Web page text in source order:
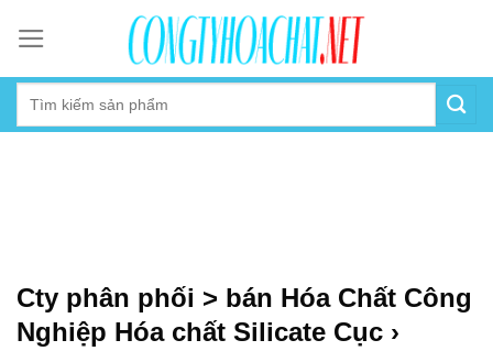
content
Cty phân phối > bán Hóa Chất Công
Nghiệp Hóa chất Silicate Cục ›